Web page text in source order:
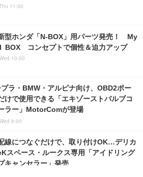
11:00
型ホンダ「N-BOX」用パーツ発売！ My
BOX コンセプトで個性＆迫力アップ
10:00
ラ・BMW・アルピナ向け、OBD2ポー
けで使用できる「エキゾーストバルブコ
ラー」MotorComが登場
8:00
線につなぐだけで、取り付けOK…デリカ
スペース・ルークス専用「アイドリング
キャンセラー」発売